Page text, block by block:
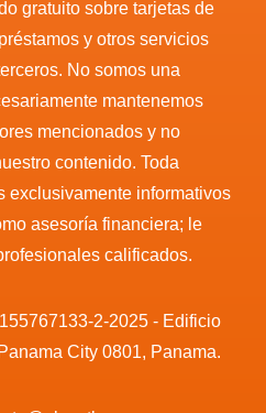
gratuito sobre tarjetas de
y otros servicios
No somos una
mantenemos
mencionados y no
contenido. Toda
exclusivamente informativos
asesoría financiera; le
calificados.
2-2025 - Edificio
City 0801, Panama.